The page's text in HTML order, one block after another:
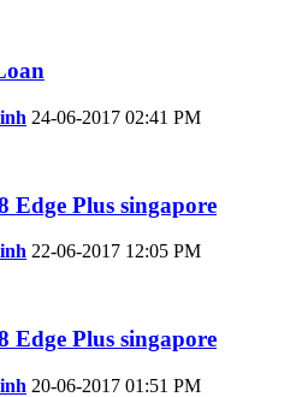
24-06-2017 02:41 PM
Edge Plus singapore
22-06-2017 12:05 PM
Edge Plus singapore
20-06-2017 01:51 PM